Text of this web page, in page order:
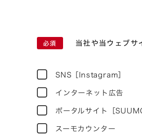
当社や当ウェブサ
SNS［Instagram］
インターネット広告
ポータルサイト［
スーモカウンター